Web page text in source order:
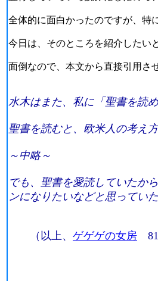
全体的に面白かったのですが、特
今日は、そのところを紹介したい
面倒なので、本文から直接引用さ
水木はまた、私に「聖書を読
聖書を読むと、欧米人の考え
～中略～
でも、聖書を愛読していたか
ンになりたいなどと思ってい
（以上、 ゲゲゲの女房 81